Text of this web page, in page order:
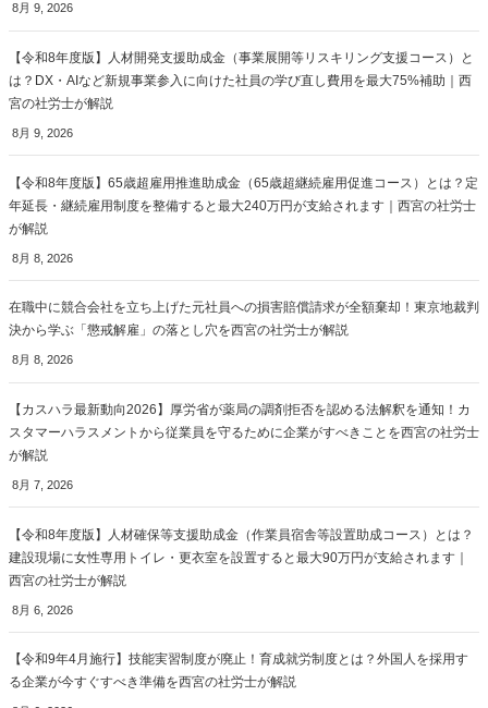
8月 9, 2026
【令和8年度版】人材開発支援助成金（事業展開等リスキリング支援コース）と
は？DX・AIなど新規事業参入に向けた社員の学び直し費用を最大75%補助｜西
宮の社労士が解説
8月 9, 2026
【令和8年度版】65歳超雇用推進助成金（65歳超継続雇用促進コース）とは？定
年延長・継続雇用制度を整備すると最大240万円が支給されます｜西宮の社労士
が解説
8月 8, 2026
在職中に競合会社を立ち上げた元社員への損害賠償請求が全額棄却！東京地裁判
決から学ぶ「懲戒解雇」の落とし穴を西宮の社労士が解説
8月 8, 2026
【カスハラ最新動向2026】厚労省が薬局の調剤拒否を認める法解釈を通知！カ
スタマーハラスメントから従業員を守るために企業がすべきことを西宮の社労士
が解説
8月 7, 2026
【令和8年度版】人材確保等支援助成金（作業員宿舎等設置助成コース）とは？
建設現場に女性専用トイレ・更衣室を設置すると最大90万円が支給されます｜
西宮の社労士が解説
8月 6, 2026
【令和9年4月施行】技能実習制度が廃止！育成就労制度とは？外国人を採用す
る企業が今すぐすべき準備を西宮の社労士が解説